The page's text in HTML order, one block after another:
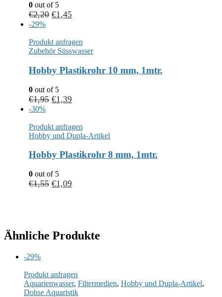
0 out of 5
€2,20 €1,45
-29%
Produkt anfragen
Zubehör Süsswasser
Hobby Plastikrohr 10 mm, 1mtr.
0 out of 5
€1,95 €1,39
-30%
Produkt anfragen
Hobby und Dupla-Artikel
Hobby Plastikrohr 8 mm, 1mtr.
0 out of 5
€1,55 €1,09
Ähnliche Produkte
-29%
Produkt anfragen
Aquarienwasser, Filtermedien, Hobby und Dupla-Artikel,
Dohse Aquaristik